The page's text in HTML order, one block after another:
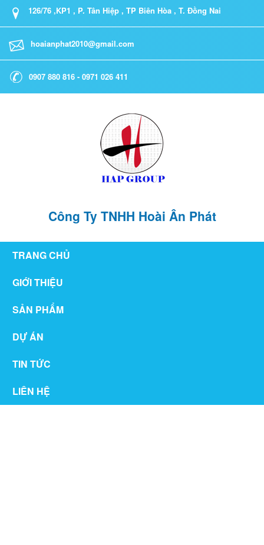
126/76 ,KP1 , P. Tân Hiệp , TP Biên Hòa , T. Đồng Nai
hoaianphat2010@gmail.com
0907 880 816 - 0971 026 411
Công Ty TNHH Hoài Ân Phát
TRANG CHỦ
GIỚI THIỆU
SẢN PHẨM
DỰ ÁN
TIN TỨC
LIÊN HỆ